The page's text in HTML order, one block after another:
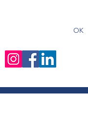
OK